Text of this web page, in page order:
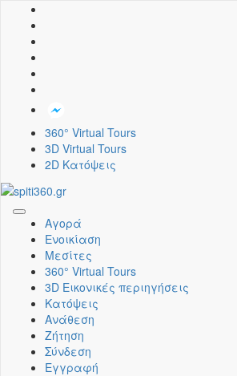
360° Virtual Tours
3D Virtual Tours
2D Κατόψεις
Toggle
navigation
Αγορά
Ενοικίαση
Μεσίτες
360° Virtual Tours
3D Εικονικές περιηγήσεις
Κατόψεις
Ανάθεση
Ζήτηση
Σύνδεση
Εγγραφή